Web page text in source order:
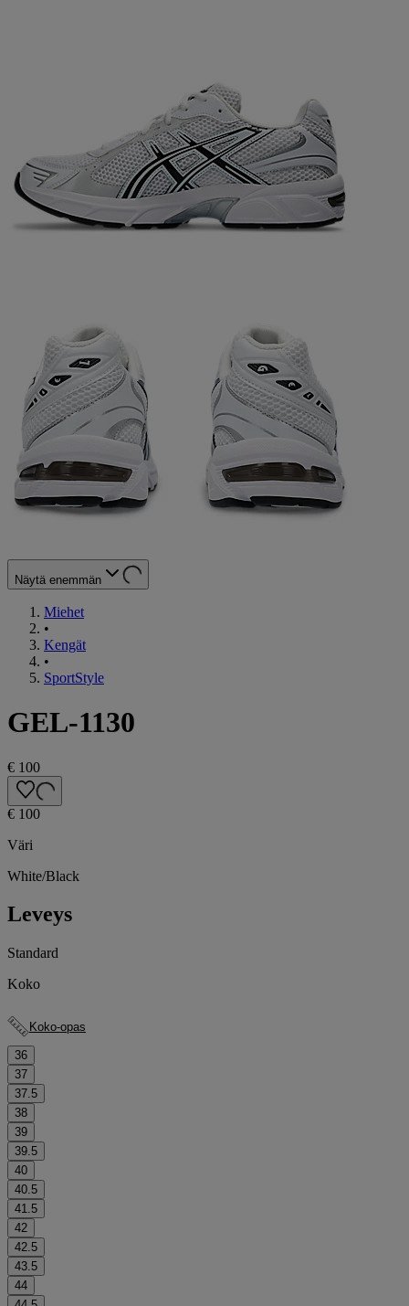
Näytä enemmän
Miehet
•
Kengät
•
SportStyle
GEL-1130
€ 100
€ 100
Väri
White/Black
Leveys
Standard
Koko
Koko-opas
36
37
37.5
38
39
39.5
40
40.5
41.5
42
42.5
43.5
44